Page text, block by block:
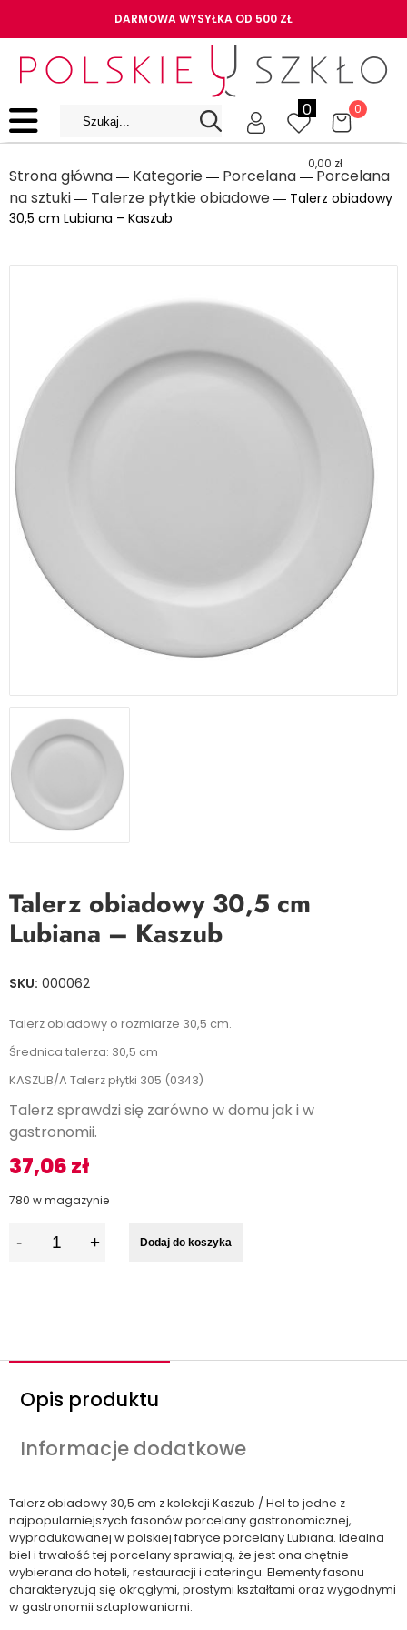
DARMOWA WYSYŁKA OD 500 ZŁ
0 0
0,00 zł
Strona główna ― Kategorie ― Porcelana ― Porcelana
na sztuki ― Talerze płytkie obiadowe ― Talerz obiadowy
30,5 cm Lubiana – Kaszub
Talerz obiadowy 30,5 cm
Lubiana – Kaszub
SKU: 000062
Talerz obiadowy o rozmiarze 30,5 cm.
Średnica talerza: 30,5 cm
KASZUB/A Talerz płytki 305 (0343)
Talerz sprawdzi się zarówno w domu jak i w
gastronomii.
37,06zł
780 w magazynie
Dodaj do koszyka
Opis produktu
Informacje dodatkowe
Talerz obiadowy 30,5 cm z kolekcji Kaszub / Hel to jedne z
najpopularniejszych fasonów porcelany gastronomicznej,
wyprodukowanej w polskiej fabryce porcelany Lubiana. Idealna
biel i trwałość tej porcelany sprawiają, że jest ona chętnie
wybierana do hoteli, restauracji i cateringu. Elementy fasonu
charakteryzują się okrągłymi, prostymi kształtami oraz wygodnymi
w gastronomii sztaplowaniami.